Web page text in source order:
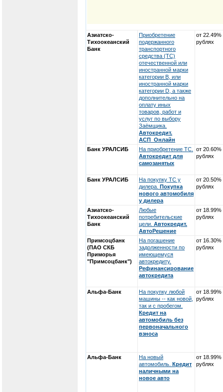
Азиатско-
Тихоокеанский
Банк
Приобретение
подержанного
транспортного
средства (ТС)
отечественной или
иностранной марки
категории В, или
иностранной марки
категории D, а также
дополнительно на
оплату иных
товаров, работ и
услуг по выбору
Заёмщика.
Автокредит.
АСП_Онлайн
от 22.49%
рублях
Банк УРАЛСИБ
На приобретение ТС.
Автокредит для
самозанятых
от 20.60%
рублях
Банк УРАЛСИБ
На покупку ТС у
дилера. Покупка
нового автомобиля
у дилера
от 20.50%
рублях
Азиатско-
Тихоокеанский
Банк
Любые
потребительские
цели. Автокредит.
АвтоРешение
от 18.99%
рублях
Примсоцбанк
(ПАО СКБ
Приморья
"Примсоцбанк")
На погашение
задолженности по
имеющемуся
автокредиту.
Рефинансирование
автокредита
от 16.30%
рублях
Альфа-Банк
На покупку любой
машины -- как новой,
так и с пробегом.
Кредит на
автомобиль без
первоначального
взноса
от 18.99%
рублях
Альфа-Банк
На новый
автомобиль. Кредит
наличными на
новое авто
от 18.99%
рублях